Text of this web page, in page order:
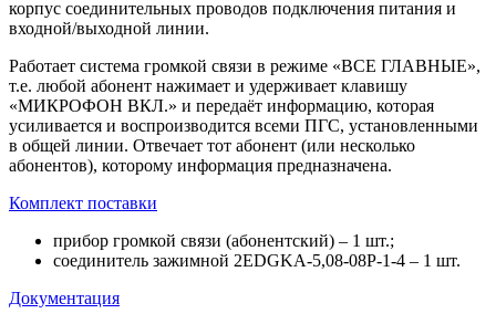
корпус соединительных проводов подключения питания и
входной/выходной линии.
Работает система громкой связи в режиме «ВСЕ ГЛАВНЫЕ»,
т.е. любой абонент нажимает и удерживает клавишу
«МИКРОФОН ВКЛ.» и передаёт информацию, которая
усиливается и воспроизводится всеми ПГС, установленными
в общей линии. Отвечает тот абонент (или несколько
абонентов), которому информация предназначена.
Комплект поставки
прибор громкой связи (абонентский) – 1 шт.;
соединитель зажимной 2EDGKA-5,08-08P-1-4 – 1 шт.
Документация